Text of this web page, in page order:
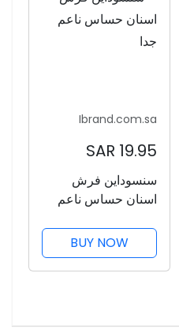
Ibrand.com.sa
19.95 SAR
سنسوداين فرش
اسنان حساس ناعم
BUY NOW